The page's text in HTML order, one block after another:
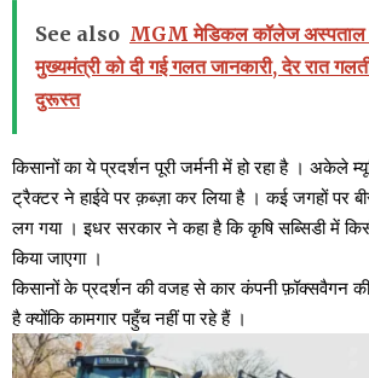
See also MGM मेडिकल कॉलेज अस्पताल
मुख्यमंत्री को दी गई गलत जानकारी, देर रात
दुरूस्त
किसानों का ये प्रदर्शन पूरी जर्मनी में हो रहा है । अकेले
ट्रैक्टर ने हाईवे पर क़ब्ज़ा कर लिया है । कई जगहों पर
लग गया । इधर सरकार ने कहा है कि कृषि सब्सिडी में
किया जाएगा ।
किसानों के प्रदर्शन की वजह से कार कंपनी फ़ॉक्सवैगन
है क्योंकि कामगार पहुँच नहीं पा रहे हैं ।